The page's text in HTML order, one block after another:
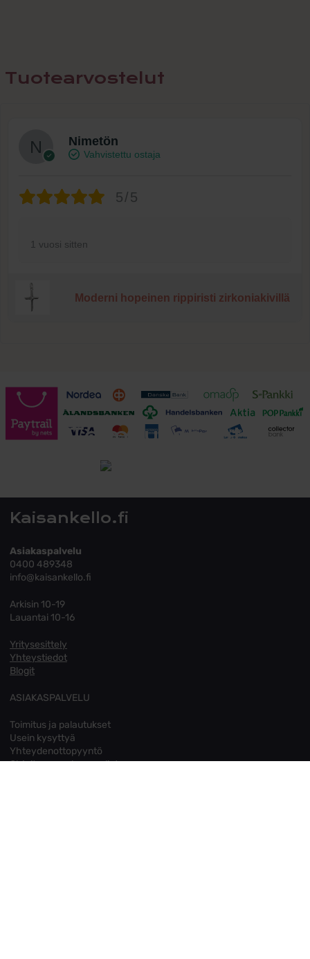
Tuotearvostelut
Nimetön
Vahvistettu ostaja
5/5
1 vuosi sitten
Moderni hopeinen rippiristi zirkoniakivillä
Toimitusehdot
Kaisankello.fi
Asiakaspalvelu
0400 489348
info@kaisankello.fi
Arkisin 10-19
Lauantai 10-16
Yritysesittely
Yhteystiedot
Blogit
ASIAKASPALVELU
Toimitus ja palautukset
Usein kysyttyä
Yhteydenottopyyntö
Ohjeita sormuksen valintaan